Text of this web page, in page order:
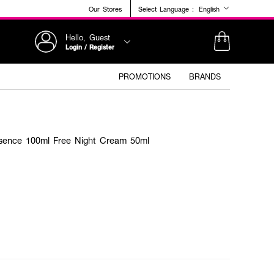
Our Stores Select Language : English
Hello, Guest
Login / Register
PROMOTIONS BRANDS
100ml Free Night Cream 50ml